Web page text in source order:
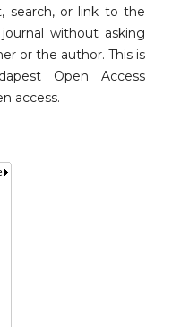
search, or link to the
without asking
or the author. This is
Open Access
access.